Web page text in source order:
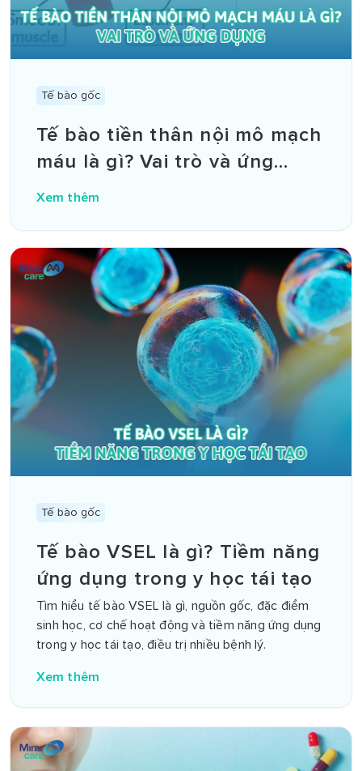
Tế bào gốc
Tế bào tiền thân nội mô mạch
máu là gì? Vai trò và ứng
dụng trong y học tái tạo
Xem thêm
Tế bào gốc
Tế bào VSEL là gì? Tiềm năng
ứng dụng trong y học tái tạo
Tìm hiểu tế bào VSEL là gì, nguồn gốc, đặc điểm
sinh học, cơ chế hoạt động và tiềm năng ứng dụng
trong y học tái tạo, điều trị nhiều bệnh lý.
Xem thêm